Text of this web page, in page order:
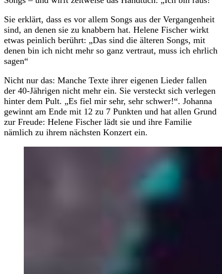
Sie erklärt, dass es vor allem Songs aus der Vergangenheit
sind, an denen sie zu knabbern hat. Helene Fischer wirkt
etwas peinlich berührt: „Das sind die älteren Songs, mit
denen bin ich nicht mehr so ganz vertraut, muss ich ehrlich
sagen“
Nicht nur das: Manche Texte ihrer eigenen Lieder fallen
der 40-Jährigen nicht mehr ein. Sie versteckt sich verlegen
hinter dem Pult. „Es fiel mir sehr, sehr schwer!“. Johanna
gewinnt am Ende mit 12 zu 7 Punkten und hat allen Grund
zur Freude: Helene Fischer lädt sie und ihre Familie
nämlich zu ihrem nächsten Konzert ein.